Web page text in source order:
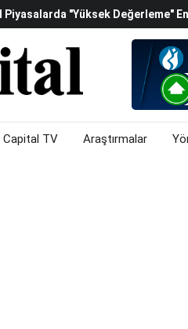
Piyasalarda "yüksek Değerleme"
ABD Verileri Emtia Piyasalarında
Alanları Konser Sahnesine
Gün Ortası: Borsa, Döviz Ve
Capital TV Araştırmalar